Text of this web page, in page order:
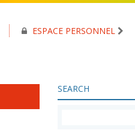
ESPACE PERSONNEL
SEARCH